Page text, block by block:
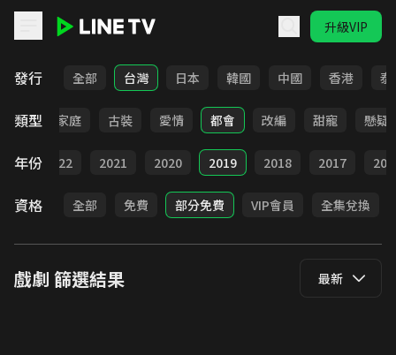
升級VIP
發行 全部 台灣 日本 韓國 中國 香港 泰
類型
校園 家庭 古裝 愛情 都會 改編 甜寵 懸疑
年份 2022 2021 2020 2019 2018 2017
資格 全部 免費 部分免費 VIP會員 全集兌換
戲劇 篩選結果 最新